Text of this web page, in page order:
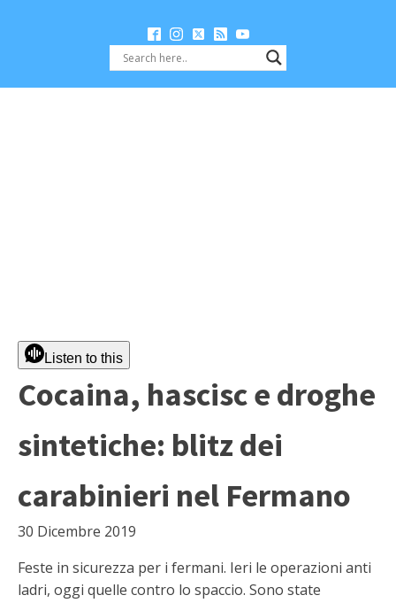
Listen to this
Cocaina, hascisc e droghe
sintetiche: blitz dei
carabinieri nel Fermano
30 Dicembre 2019
Feste in sicurezza per i fermani. Ieri le operazioni anti
ladri, oggi quelle contro lo spaccio. Sono state